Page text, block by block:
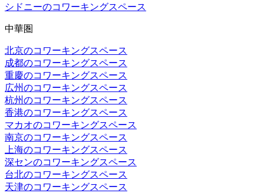
シドニーのコワーキングスペース
中華圏
北京のコワーキングスペース
成都のコワーキングスペース
重慶のコワーキングスペース
広州のコワーキングスペース
杭州のコワーキングスペース
香港のコワーキングスペース
マカオのコワーキングスペース
南京のコワーキングスペース
上海のコワーキングスペース
深センのコワーキングスペース
台北のコワーキングスペース
天津のコワーキングスペース